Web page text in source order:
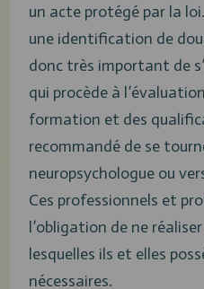
un acte protégé par la
une identification de
donc très important de
qui procède à
formation et des
recommandé de se
neuropsychologue ou
Ces professionnels et
l’obligation de ne
lesquelles ils et elles
nécessaires.